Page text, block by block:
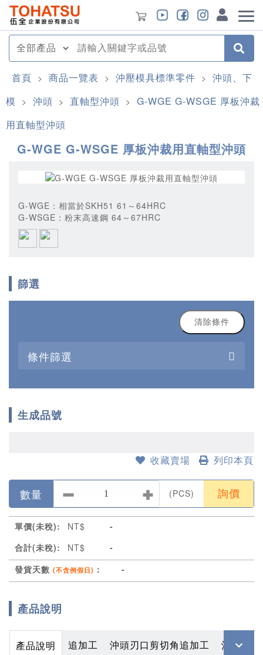
首頁 > 商品一覽表 > 沖壓模具標準零件 > 沖頭、下
模
> 沖頭 > 直軸型沖頭 > G-WGE G-WSGE 厚板沖裁
用直軸型沖頭
G-WGE G-WSGE 厚板沖裁用直軸型沖頭
G-WGE：相當於SKH51 61～64HRC
G-WSGE：粉末高速鋼 64～67HRC
篩選
清除條件
條件篩選
生成品號
收藏賣場 列印本頁
數量 (PCS) 詢價
單價(未稅): NT$
-
合計(未稅):
NT$
-
發貨天數 (不含例假日) ： -
產品說明
產品說明 追加工 沖頭刃口剪切角追加工 沖頭．